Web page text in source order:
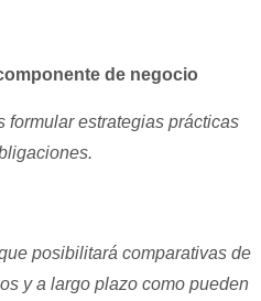
de negocio
formular estrategias prácticas
posibilitará comparativas de
y a largo plazo como pueden